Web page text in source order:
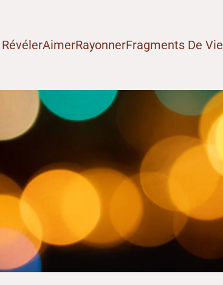
AimerRayonnerFragments De Vie